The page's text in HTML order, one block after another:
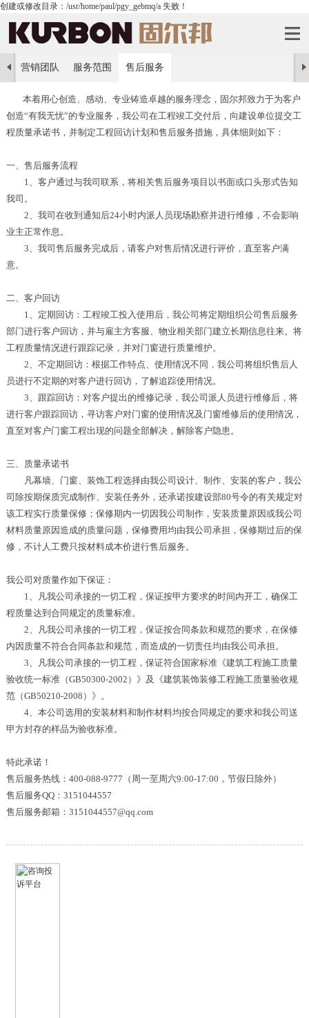
创建或修改目录：/usr/home/paul/pgy_gebmq/a 失败！
营销团队 服务范围 售后服务
本着用心创造、感动、专业铸造卓越的服务理念，固尔邦致力于为客户
创造“有我无忧”的专业服务，我公司在工程竣工交付后，向建设单位提交工
程质量承诺书，并制定工程回访计划和售后服务措施，具体细则如下：
一、售后服务流程
1、客户通过与我司联系，将相关售后服务项目以书面或口头形式告知
我司。
2、我司在收到通知后24小时内派人员现场勘察并进行维修，不会影响
业主正常作息。
3、我司售后服务完成后，请客户对售后情况进行评价，直至客户满
意。
二、客户回访
1、定期回访：工程竣工投入使用后，我公司将定期组织公司售后服务
部门进行客户回访，并与雇主方客服、物业相关部门建立长期信息往来。将
工程质量情况进行跟踪记录，并对门窗进行质量维护。
2、不定期回访：根据工作特点、使用情况不同，我公司将组织售后人
员进行不定期的对客户进行回访，了解追踪使用情况。
3、跟踪回访：对客户提出的维修记录，我公司派人员进行维修后，将
进行客户跟踪回访，寻访客户对门窗的使用情况及门窗维修后的使用情况，
直至对客户门窗工程出现的问题全部解决，解除客户隐患。
三、质量承诺书
凡幕墙、门窗、装饰工程选择由我公司设计、制作、安装的客户，我公
司除按期保质完成制作、安装任务外，还承诺按建设部80号令的有关规定对
该工程实行质量保修；保修期内一切因我公司制作，安装质量原因或我公司
材料质量原因造成的质量问题，保修费用均由我公司承担，保修期过后的保
修，不计人工费只按材料成本价进行售后服务。
我公司对质量作如下保证：
1、凡我公司承接的一切工程，保证按甲方要求的时间内开工，确保工
程质量达到合同规定的质量标准。
2、凡我公司承接的一切工程，保证按合同条款和规范的要求，在保修
内因质量不符合合同条款和规范，而造成的一切责任均由我公司承担。
3、凡我公司承接的一切工程，保证符合国家标准《建筑工程施工质量
验收统一标准（GB50300-2002）》及《建筑装饰装修工程施工质量验收规
范（GB50210-2008）》。
4、本公司选用的安装材料和制作材料均按合同规定的要求和我公司送
甲方封存的样品为验收标准。
特此承诺！
售后服务热线：400-088-9777（周一至周六9:00-17:00，节假日除外）
售后服务QQ：3151044557
售后服务邮箱：3151044557@qq.com